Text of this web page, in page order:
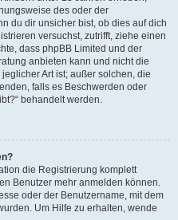
des oder der
du dir unsicher bist, ob dies auf dich
versuchst, zutrifft, ziehe einen
dass phpBB Limited und der
anbieten kann und nicht die
Art ist; außer solchen, die
falls es Beschwerden oder
behandelt werden.
die Registrierung komplett
Benutzer mehr anmelden können.
oder der Benutzername, mit dem
Um Hilfe zu erhalten, wende